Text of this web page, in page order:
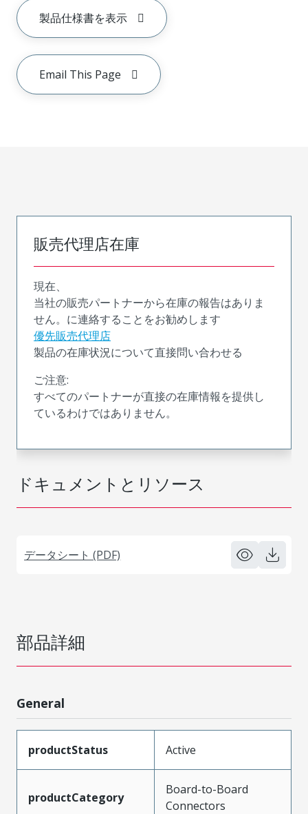
製品仕様書を表示
Email This Page
ドキュメントとリソース
データシート (PDF)
販売代理店在庫
現在、
当社の販売パートナーから在庫の報告はありま
せん。に連絡することをお勧めします
優先販売代理店
製品の在庫状況について直接問い合わせる
ご注意:
すべてのパートナーが直接の在庫情報を提供し
ているわけではありません。
部品詳細
General
productStatus Active
productCategory
Board-to-Board
Connectors